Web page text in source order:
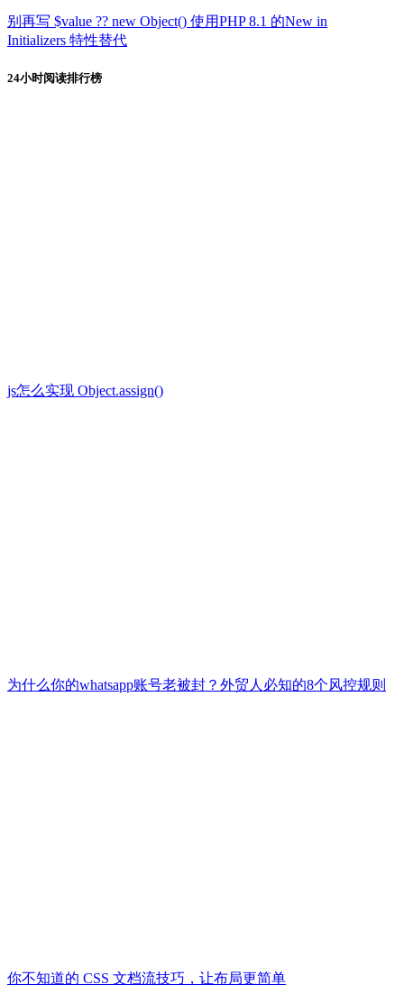
别再写 $value ?? new Object() 使用PHP 8.1 的New in
Initializers 特性替代
24小时阅读排行榜
js怎么实现 Object.assign()
为什么你的whatsapp账号老被封？外贸人必知的8个风控规则
你不知道的 CSS 文档流技巧，让布局更简单